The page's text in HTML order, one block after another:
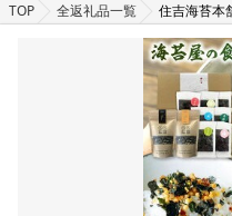
TOP
全返礼品一覧 住吉海苔本